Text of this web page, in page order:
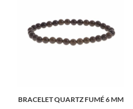
BRACELET QUARTZ FUMÉ 6 MM